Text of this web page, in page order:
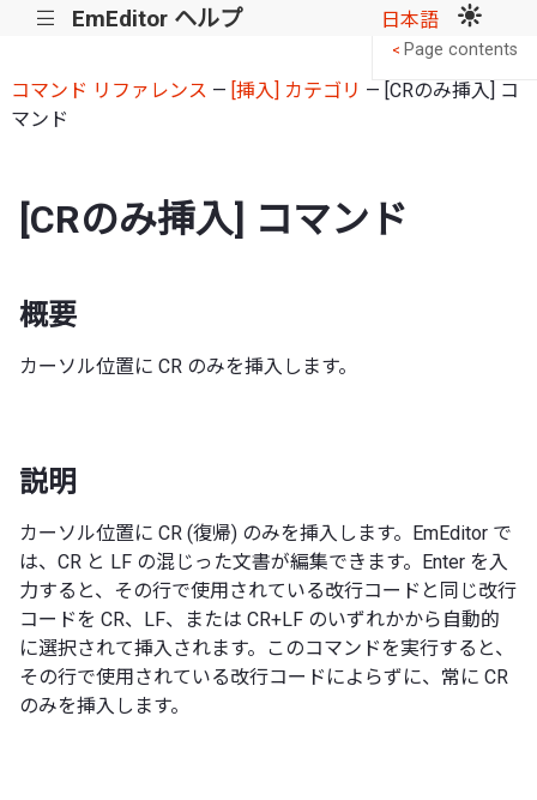
||| EmEditor ヘルプ 日本語
コマンド リファレンス — [挿入] カテゴリ — [CRのみ挿入] コ
マンド
[CRのみ挿入] コマンド
概要
カーソル位置に CR のみを挿入します。
説明
カーソル位置に CR (復帰) のみを挿入します。EmEditor で
は、CR と LF の混じった文書が編集できます。Enter を入
力すると、その行で使用されている改行コードと同じ改行
コードを CR、LF、または CR+LF のいずれかから自動的
に選択されて挿入されます。このコマンドを実行すると、
その行で使用されている改行コードによらずに、常に CR
のみを挿入します。
< Page contents